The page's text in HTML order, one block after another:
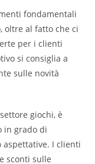
fondamentali
oltre al fatto che ci
per i clienti
si consiglia a
sulle novità
giochi, è
in grado di
I clienti
sconti sulle